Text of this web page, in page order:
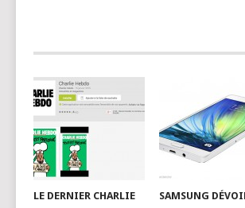
LE DERNIER CHARLIE
SAMSUNG